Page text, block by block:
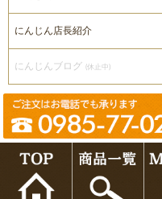
にんじん店長紹介
にんじんブログ (休止中)